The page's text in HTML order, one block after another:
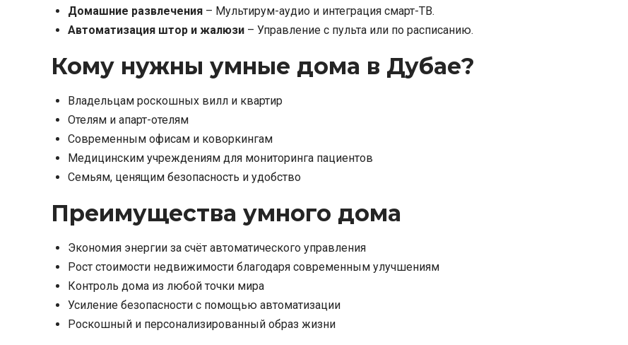
Домашние развлечения – Мультирум-аудио и интеграция смарт-ТВ.
Автоматизация штор и жалюзи – Управление с пульта или по расписанию.
Кому нужны умные дома в Дубае?
Владельцам роскошных вилл и квартир
Отелям и апарт-отелям
Современным офисам и коворкингам
Медицинским учреждениям для мониторинга пациентов
Семьям, ценящим безопасность и удобство
Преимущества умного дома
Экономия энергии за счёт автоматического управления
Рост стоимости недвижимости благодаря современным улучшениям
Контроль дома из любой точки мира
Усиление безопасности с помощью автоматизации
Роскошный и персонализированный образ жизни